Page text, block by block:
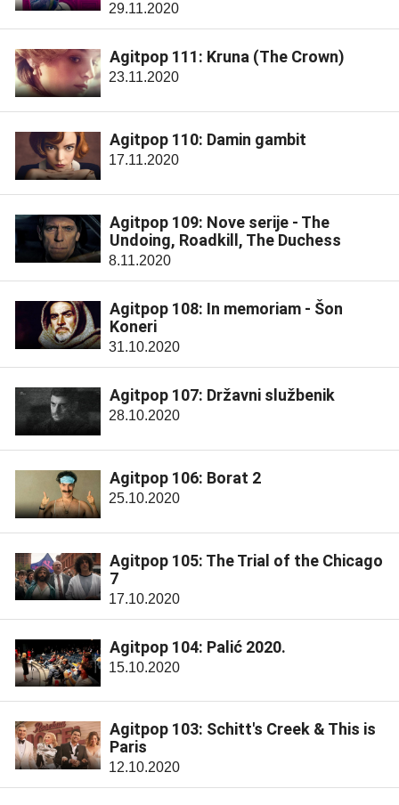
29.11.2020
Agitpop 111: Kruna (The Crown)
23.11.2020
Agitpop 110: Damin gambit
17.11.2020
Agitpop 109: Nove serije - The
Undoing, Roadkill, The Duchess
8.11.2020
Agitpop 108: In memoriam - Šon
Koneri
31.10.2020
Agitpop 107: Državni službenik
28.10.2020
Agitpop 106: Borat 2
25.10.2020
Agitpop 105: The Trial of the Chicago
7
17.10.2020
Agitpop 104: Palić 2020.
15.10.2020
Agitpop 103: Schitt's Creek & This is
Paris
12.10.2020